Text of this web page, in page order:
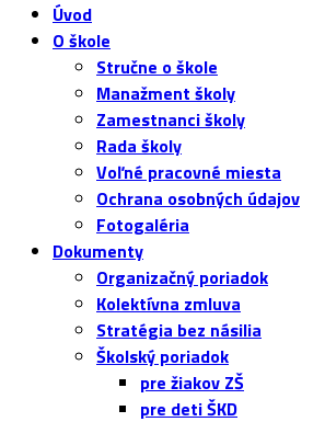
Úvod
O škole
Stručne o škole
Manažment školy
Zamestnanci školy
Rada školy
Voľné pracovné miesta
Ochrana osobných údajov
Fotogaléria
Dokumenty
Organizačný poriadok
Kolektívna zmluva
Stratégia bez násilia
Školský poriadok
pre žiakov ZŠ
pre deti ŠKD